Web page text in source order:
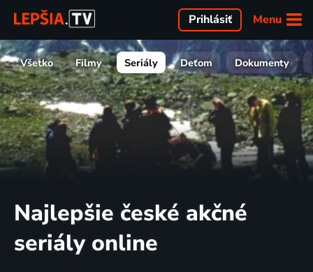
Menu
Prihlásiť
Všetko Filmy Seriály Deťom Dokumenty
Najlepšie české akčné
seriály online